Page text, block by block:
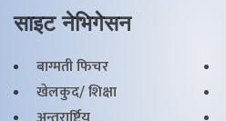
साइट नेभिगेसन
बाग्मती फिचर
खेलकुद/ शिक्षा